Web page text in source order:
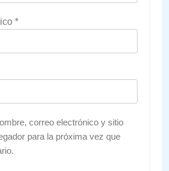
*
correo electrónico y sitio
para la próxima vez que